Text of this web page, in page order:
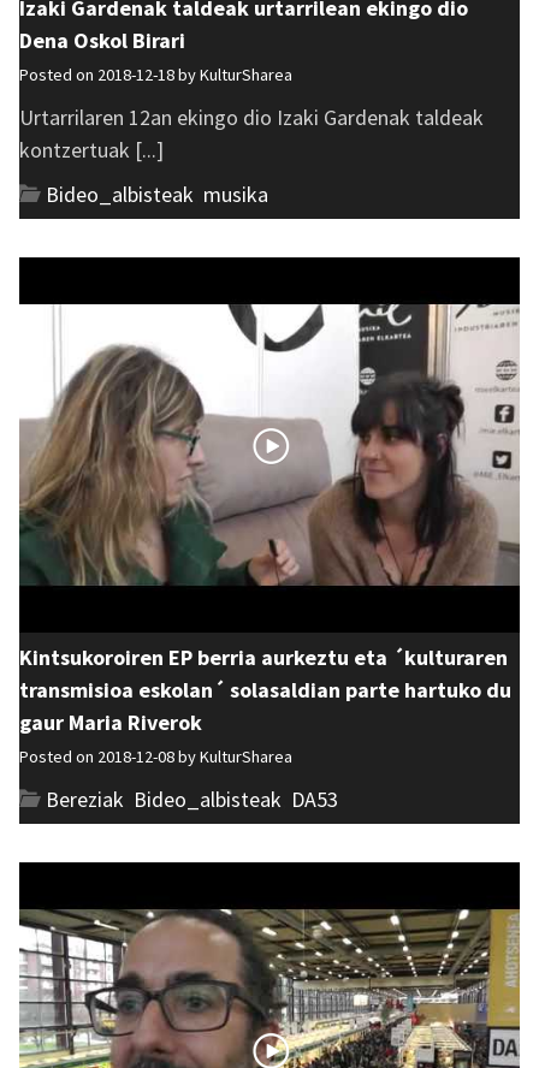
Izaki Gardenak taldeak urtarrilean ekingo dio
Dena Oskol Birari
Posted on 2018-12-18 byKulturSharea
Urtarrilaren 12an ekingo dio Izaki Gardenak taldeak
kontzertuak [...]
Bideo_albisteak musika
Kintsukoroiren EP berria aurkeztu eta ´kulturaren
transmisioa eskolan´ solasaldian parte hartuko du
gaur Maria Riverok
Posted on 2018-12-08 byKulturSharea
Bereziak Bideo_albisteak DA53